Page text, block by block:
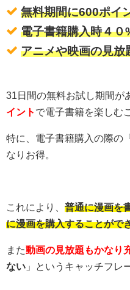
無料期間に600ポイ
電子書籍購入時４０
アニメや映画の見放
31日間の無料お試し期間が
イント で電子書籍を楽しむ
特に、電子書籍購入の際の
なりお得。
これにより、 普通に漫画を
に漫画を購入することがで
また動画の見放題もかなり
ない 」というキャッチフレ